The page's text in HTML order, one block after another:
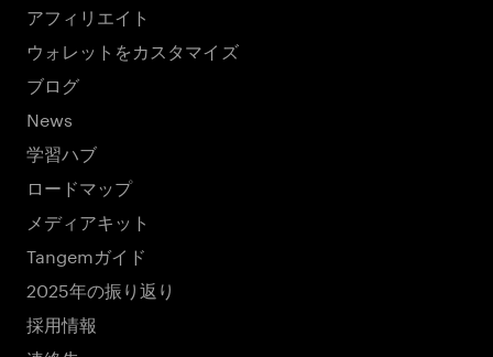
アフィリエイト
ウォレットをカスタマイズ
ブログ
News
学習ハブ
ロードマップ
メディアキット
Tangemガイド
2025年の振り返り
採用情報